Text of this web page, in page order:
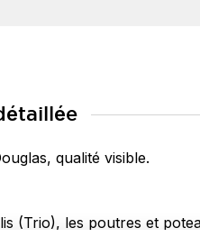
qualité visible.
(Trio), les poutres et